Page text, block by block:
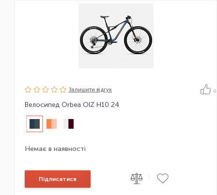
Залишити вiдгук 0
Велосипед Orbea OIZ H10 24
Немає в наявності
Підписатися